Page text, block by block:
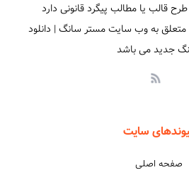
قالب یا مطالب پیگرد قانونی دارد
به وب سایت مستر سانگ | دانلود
جدید می باشد
سایت
صفحه اصلی